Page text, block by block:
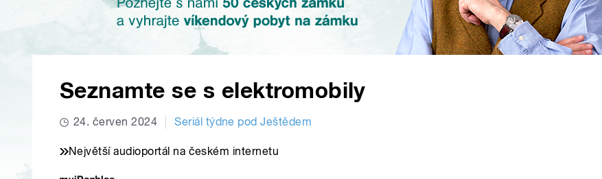
Seznamte se s elektromobily
24. červen 2024 Seriál týdne pod Ještědem
Největší audioportál na českém internetu